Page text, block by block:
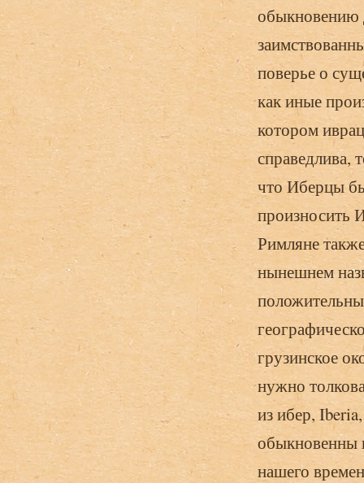
обыкновению
поверье о
как иные
котором
справедлива,
что Иберцы
произносить
Римляне
нынешнем
грузинское
нужно
из ибер,
обыкновенны
нашего